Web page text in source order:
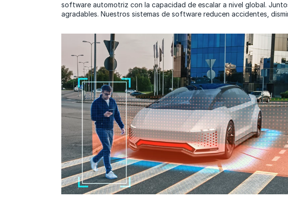
software automotriz con la capacidad de escalar a nivel global.
agradables. Nuestros sistemas de software reducen accidentes,